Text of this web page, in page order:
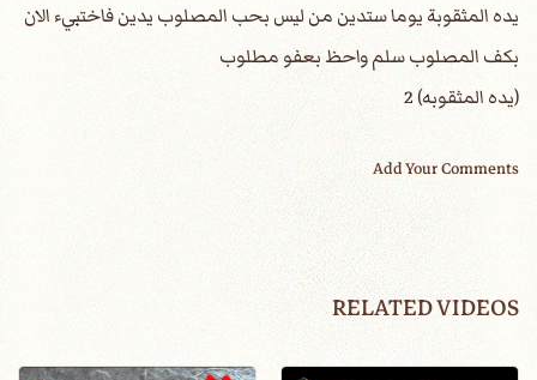
يده المثقوبة يوما ستدين من ليس بحب المصلوب يدين فاختبيء الان
بكف المصلوب سلم واحظ بعفو مطلوب
(يده المثقوبه) 2
Add Your Comments
RELATED VIDEOS